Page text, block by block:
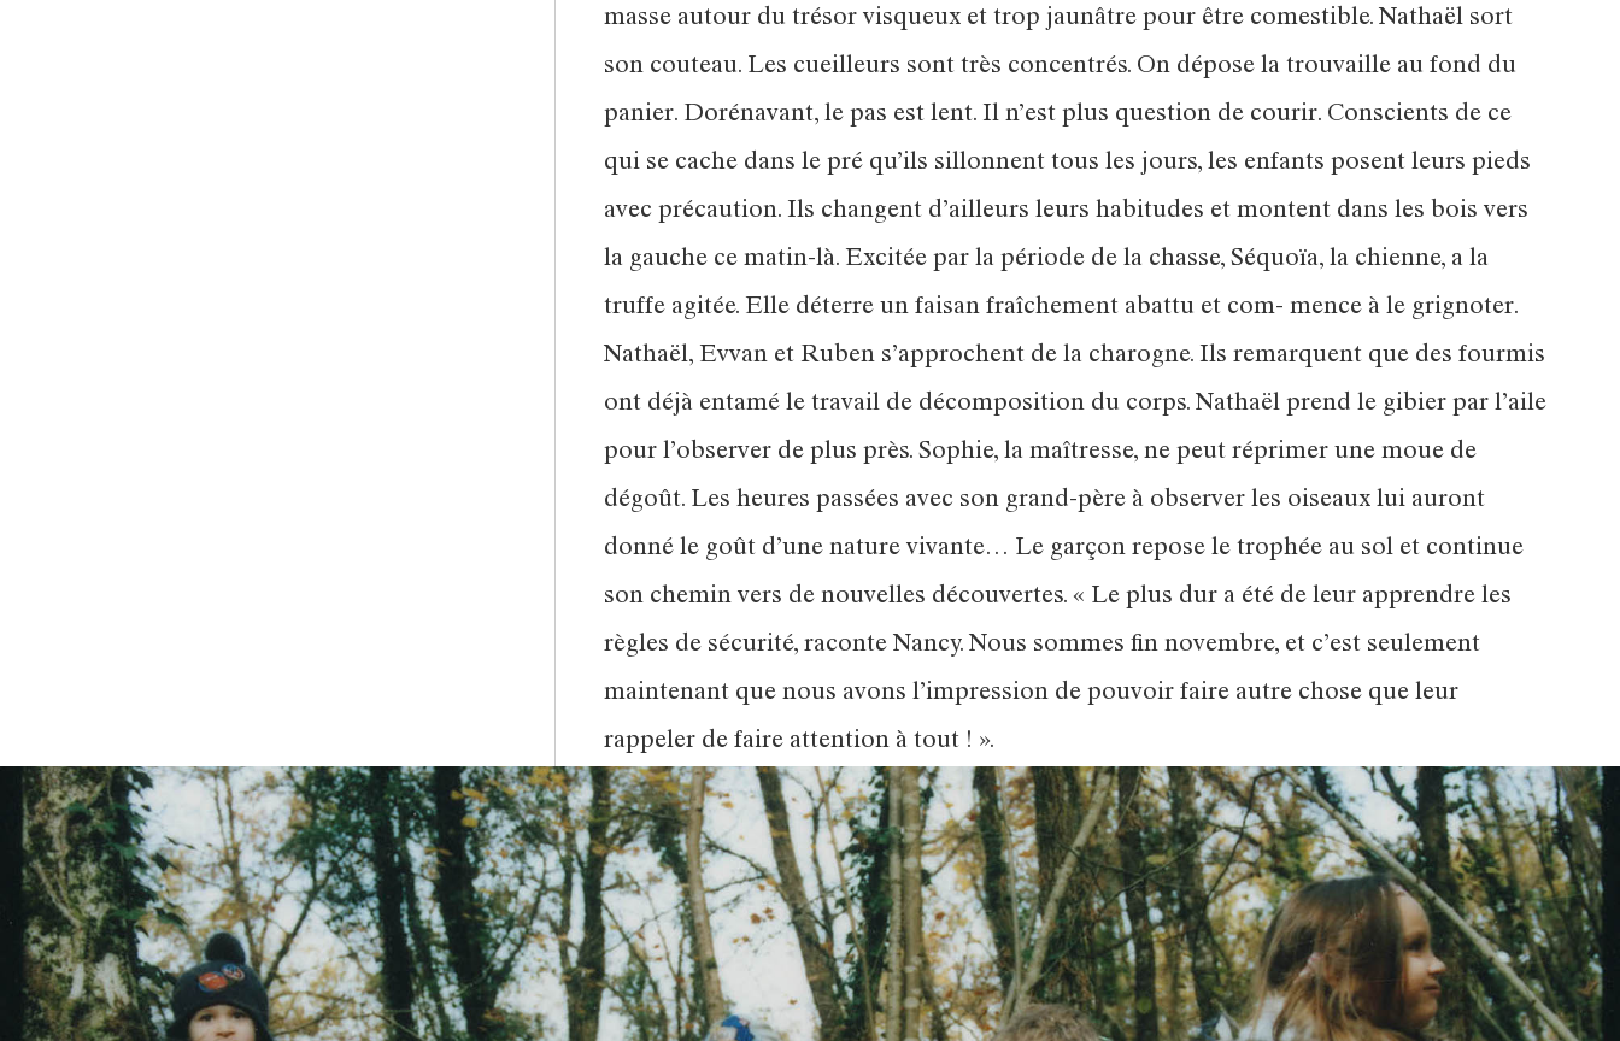
masse autour du trésor visqueux et trop jaunâtre pour être comestible. Nathaël sort
son couteau. Les cueilleurs sont très concentrés. On dépose la trouvaille au fond du
panier. Dorénavant, le pas est lent. Il n’est plus question de courir. Conscients de ce
qui se cache dans le pré qu’ils sillonnent tous les jours, les enfants posent leurs pieds
avec précaution. Ils changent d’ailleurs leurs habitudes et montent dans les bois vers
la gauche ce matin-là. Excitée par la période de la chasse, Séquoïa, la chienne, a la
truffe agitée. Elle déterre un faisan fraîchement abattu et com- mence à le grignoter.
Nathaël, Evvan et Ruben s’approchent de la charogne. Ils remarquent que des fourmis
ont déjà entamé le travail de décomposition du corps. Nathaël prend le gibier par l’aile
pour l’observer de plus près. Sophie, la maîtresse, ne peut réprimer une moue de
dégoût. Les heures passées avec son grand-père à observer les oiseaux lui auront
donné le goût d’une nature vivante… Le garçon repose le trophée au sol et continue
son chemin vers de nouvelles découvertes. « Le plus dur a été de leur apprendre les
règles de sécurité, raconte Nancy. Nous sommes fin novembre, et c’est seulement
maintenant que nous avons l’impression de pouvoir faire autre chose que leur
rappeler de faire attention à tout ! ».